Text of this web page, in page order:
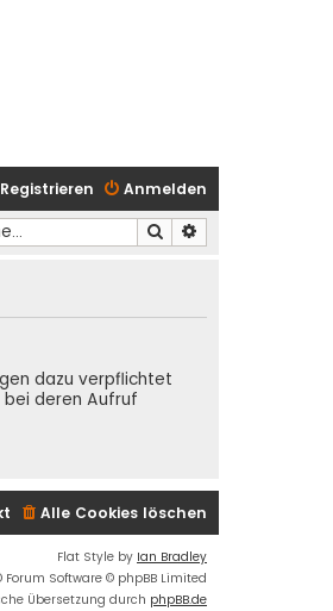
Anmelden
Registrieren
Suche
dazu verpflichtet
deren Aufruf
Alle Cookies löschen
Flat Style by Ian Bradley
Forum Software © phpBB Limited
Übersetzung durch phpBB.de